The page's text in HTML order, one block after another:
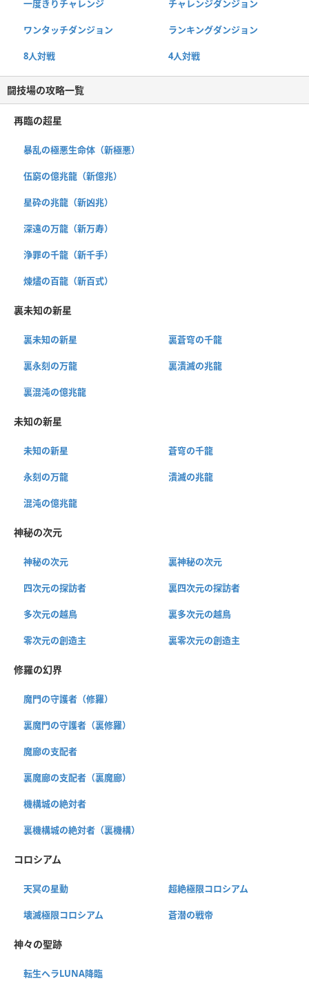
一度きりチャレンジ チャレンジダンジョン
ワンタッチダンジョン ランキングダンジョン
8人対戦 4人対戦
闘技場の攻略一覧
再臨の超星
暴乱の極悪生命体（新極悪）
伍窮の億兆龍（新億兆）
星砕の兆龍（新凶兆）
深遠の万龍（新万寿）
浄罪の千龍（新千手）
煉燼の百龍（新百式）
裏未知の新星
裏未知の新星 裏蒼穹の千龍
裏永刻の万龍 裏潰滅の兆龍
裏混沌の億兆龍
未知の新星
未知の新星 蒼穹の千龍
永刻の万龍 潰滅の兆龍
混沌の億兆龍
神秘の次元
神秘の次元 裏神秘の次元
四次元の探訪者 裏四次元の探訪者
多次元の越鳥 裏多次元の越鳥
零次元の創造主 裏零次元の創造主
修羅の幻界
魔門の守護者（修羅）
裏魔門の守護者（裏修羅）
魔廊の支配者
裏魔廊の支配者（裏魔廊）
機構城の絶対者
裏機構城の絶対者（裏機構）
コロシアム
天冥の星動 超絶極限コロシアム
壊滅極限コロシアム 蒼潜の戦帝
神々の聖跡
転生ヘラLUNA降臨